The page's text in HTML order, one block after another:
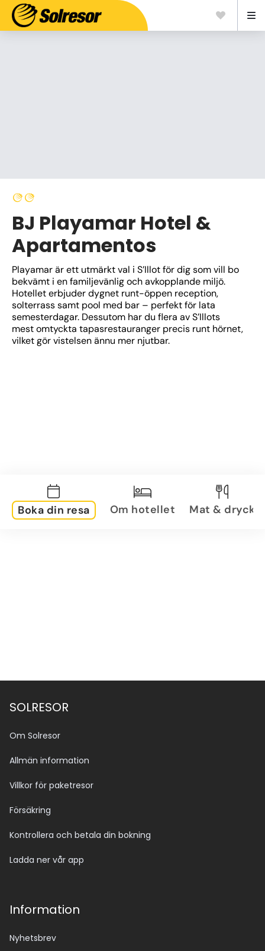
BJ Playamar Hotel &
Apartamentos
Playamar är ett utmärkt val i S’Illot för dig som vill bo
bekvämt i en familjevänlig och avkopplande miljö.
Hotellet erbjuder dygnet runt-öppen reception,
solterrass samt pool med bar – perfekt för lata
semesterdagar. Dessutom har du flera av S’Illots
mest omtyckta tapasrestauranger precis runt hörnet,
vilket gör vistelsen ännu mer njutbar.
Boka din resa Om hotellet Mat & dryck
SOLRESOR
Om Solresor
Allmän information
Villkor för paketresor
Försäkring
Kontrollera och betala din bokning
Ladda ner vår app
Information
Nyhetsbrev